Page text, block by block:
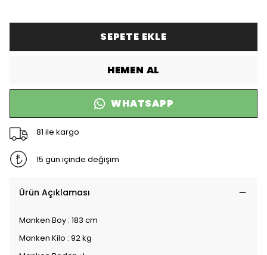
SEPETE EKLE
HEMEN AL
WHATSAPP
81 ile kargo
15 gün içinde değişim
Ürün Açıklaması
Manken Boy : 183 cm
Manken Kilo : 92 kg